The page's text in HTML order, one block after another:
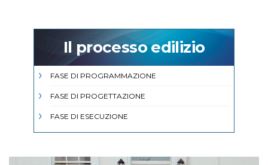
Il processo edilizio
FASE DI PROGRAMMAZIONE
FASE DI PROGETTAZIONE
FASE DI ESECUZIONE